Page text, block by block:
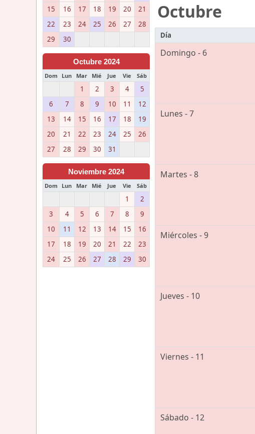
15
16 17 18 19 20
21
22
23 24 25 26 27
28
29
30
Octubre 2024
Dom Lun Mar Mié Jue Vie Sáb
1 2 3 4
5
6
7 8 9 10 11
12
13
14 15 16 17 18
19
20
21 22 23 24 25
26
27
28 29 30 31
Noviembre 2024
Dom Lun Mar Mié Jue Vie Sáb
1
2
3
4 5 6 7 8
9
10
11 12 13 14 15
16
17
18 19 20 21 22
23
24
25 26 27 28 29 30
Octubre
Día
Domingo - 6
Lunes - 7
Martes - 8
Miércoles - 9
Jueves - 10
Viernes - 11
Sábado - 12